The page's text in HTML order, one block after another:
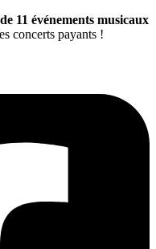
11 événements musicaux
concerts payants !